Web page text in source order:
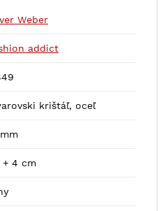
Weber
addict
krištáľ, oceľ
+ 4 cm